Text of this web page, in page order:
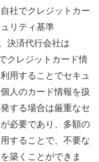
社でクレジットカー
リティ基準
決済代行会社は
クレジットカード情
用することでセキュ
人のカード情報を扱
する場合は厳重なセ
必要であり、多額の
することで、不要な
築くことができま